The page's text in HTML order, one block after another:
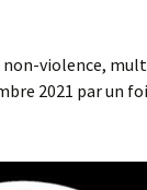
violence,
2021 par un